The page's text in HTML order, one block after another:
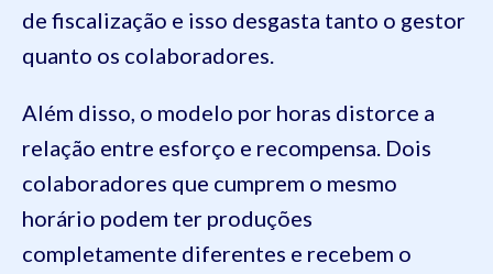
de fiscalização e isso desgasta tanto o gestor
quanto os colaboradores.
Além disso, o modelo por horas distorce a
relação entre esforço e recompensa. Dois
colaboradores que cumprem o mesmo
horário podem ter produções
completamente diferentes e recebem o